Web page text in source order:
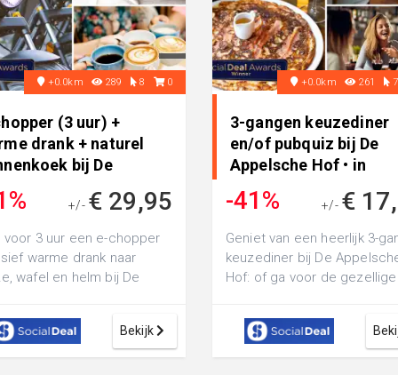
+0.0km 289 8 0
(3 uur) +
drank + naturel
bij De
+/- € 29,95
voor 3 uur een e-chopper
warme drank naar
wafel en helm bij De
Bekijk
+0.0km 261
3-gangen keuzediner
en/of pubquiz bij De
Appelsche Hof • in
-41% +/- €
Geniet van een heerlijk 3-
keuzediner bij De
Hof: of ga voor de